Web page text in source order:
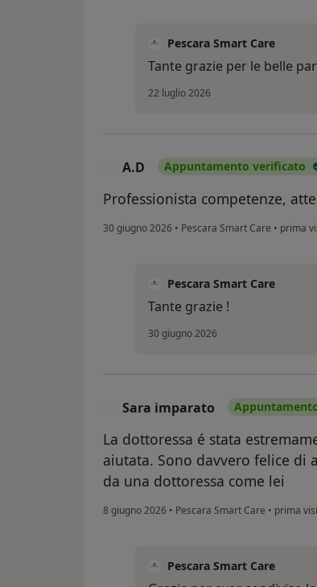
Pescara Smart Care
Tante grazie per le belle
22 luglio 2026
A.D Appuntamento verificato
Professionista competenze,
30 giugno 2026 • Pescara Smart Care • prima
Pescara Smart Care
Tante grazie !
30 giugno 2026
Sara imparato
La dottoressa é stata
aiutata. Sono davvero felice di
da una dottoressa come lei
8 giugno 2026 • Pescara Smart Care • prima
Pescara Smart Care